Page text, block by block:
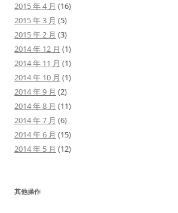
2015 年 4 月 (16)
2015 年 3 月 (5)
2015 年 2 月 (3)
2014 年 12 月 (1)
2014 年 11 月 (1)
2014 年 10 月 (1)
2014 年 9 月 (2)
2014 年 8 月 (11)
2014 年 7 月 (6)
2014 年 6 月 (15)
2014 年 5 月 (12)
其他操作